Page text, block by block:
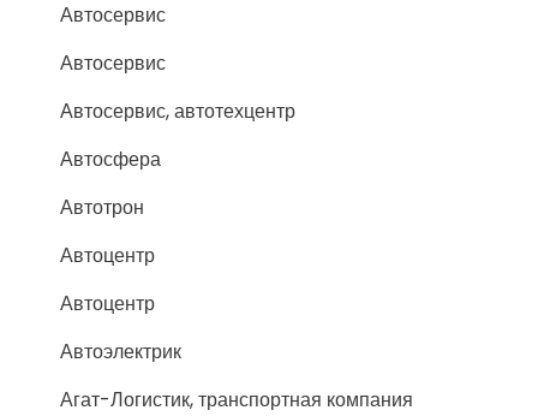
Автосервис
Автосервис
Автосервис, автотехцентр
Автосфера
Автотрон
Автоцентр
Автоцентр
Автоэлектрик
Агат-Логистик, транспортная компания